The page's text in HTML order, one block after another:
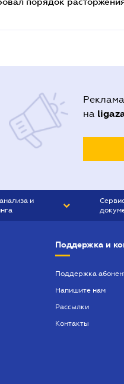
на
и
Поддержка и
Поддержка
Напишите нам
Рассылки
Контакты